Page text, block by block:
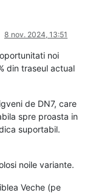
8 nov. 2024, 13:51
noi
din traseul actual
de DN7, care
spre proasta in
suportabil.
noile variante.
Veche (pe